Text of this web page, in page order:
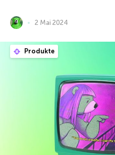
2 Mai 2024
Produkte